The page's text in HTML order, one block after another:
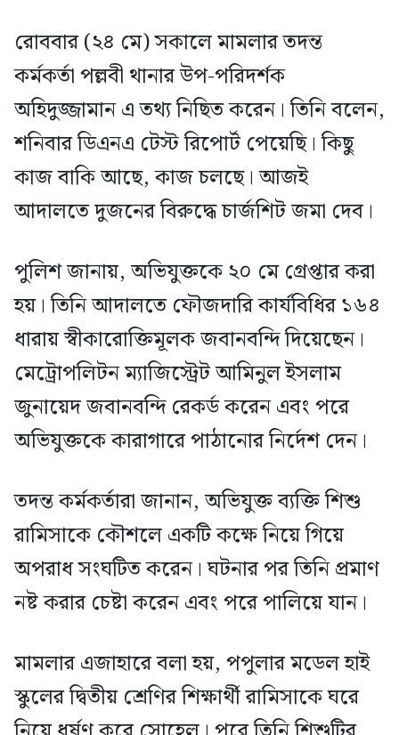
রোববার (২৪ মে) সকালে মামলার তদন্ত
কর্মকর্তা পল্লবী থানার উপ-পরিদর্শক
অহিদুজ্জামান এ তথ্য নিছিত করেন। তিনি বলেন,
শনিবার ডিএনএ টেস্ট রিপোর্ট পেয়েছি। কিছু
কাজ বাকি আছে, কাজ চলছে। আজই
আদালতে দুজনের বিরুদ্ধে চার্জশিট জমা দেব।
পুলিশ জানায়, অভিযুক্তকে ২০ মে গ্রেপ্তার করা
হয়। তিনি আদালতে ফৌজদারি কার্যবিধির ১৬৪
ধারায় স্বীকারোক্তিমূলক জবানবন্দি দিয়েছেন।
মেট্রোপলিটন ম্যাজিস্ট্রেট আমিনুল ইসলাম
জুনায়েদ জবানবন্দি রেকর্ড করেন এবং পরে
অভিযুক্তকে কারাগারে পাঠানোর নির্দেশ দেন।
তদন্ত কর্মকর্তারা জানান, অভিযুক্ত ব্যক্তি শিশু
রামিসাকে কৌশলে একটি কক্ষে নিয়ে গিয়ে
অপরাধ সংঘটিত করেন। ঘটনার পর তিনি প্রমাণ
নষ্ট করার চেষ্টা করেন এবং পরে পালিয়ে যান।
মামলার এজাহারে বলা হয়, পপুলার মডেল হাই
স্কুলের দ্বিতীয় শ্রেণির শিক্ষার্থী রামিসাকে ঘরে